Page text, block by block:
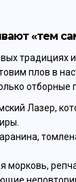
«тем
традициях
плов в
отборные
Лазер,
морковь,